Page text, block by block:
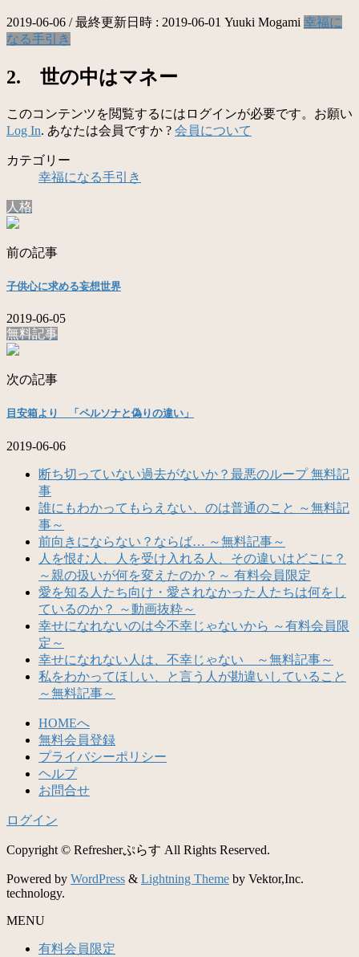
2019-06-06 / 最終更新日時 : 2019-06-01 Yuuki Mogami 幸福に
なる手引き
2. 世の中はマネー
このコンテンツを閲覧するにはログインが必要です。お願い
Log In. あなたは会員ですか ? 会員について
カテゴリー
幸福になる手引き
人格
前の記事
子供心に求める妄想世界
2019-06-05
無料記事
次の記事
目安箱より 「ペルソナと偽りの違い」
2019-06-06
断ち切っていない過去がないか？最悪のループ 無料記
事
誰にもわかってもらえない、のは普通のこと ～無料記
事～
前向きにならない？ならば… ～無料記事～
人を恨む人、人を受け入れる人、その違いはどこに？
～親の扱いが何を変えたのか？～ 有料会員限定
愛を知る人たち向け・愛されなかった人たちは何をし
ているのか？ ～動画抜粋～
幸せになれないのは今不幸じゃないから ～有料会員限
定～
幸せになれない人は、不幸じゃない ～無料記事～
私をわかってほしい、と言う人が勘違いしていること
～無料記事～
HOMEへ
無料会員登録
プライバシーポリシー
ヘルプ
お問合せ
ログイン
Copyright © Refresherぷらす All Rights Reserved.
Powered by WordPress & Lightning Theme by Vektor,Inc.
technology.
MENU
有料会員限定